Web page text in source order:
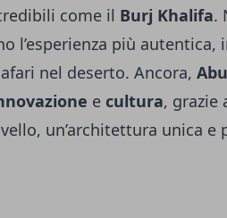
come il Burj Khalifa.
l’esperienza più
nel deserto. Ancora,
e cultura, grazie
un’architettura unica e